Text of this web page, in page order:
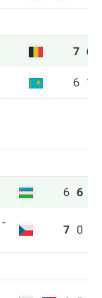
7 6
6 1
6 6
-
7 0